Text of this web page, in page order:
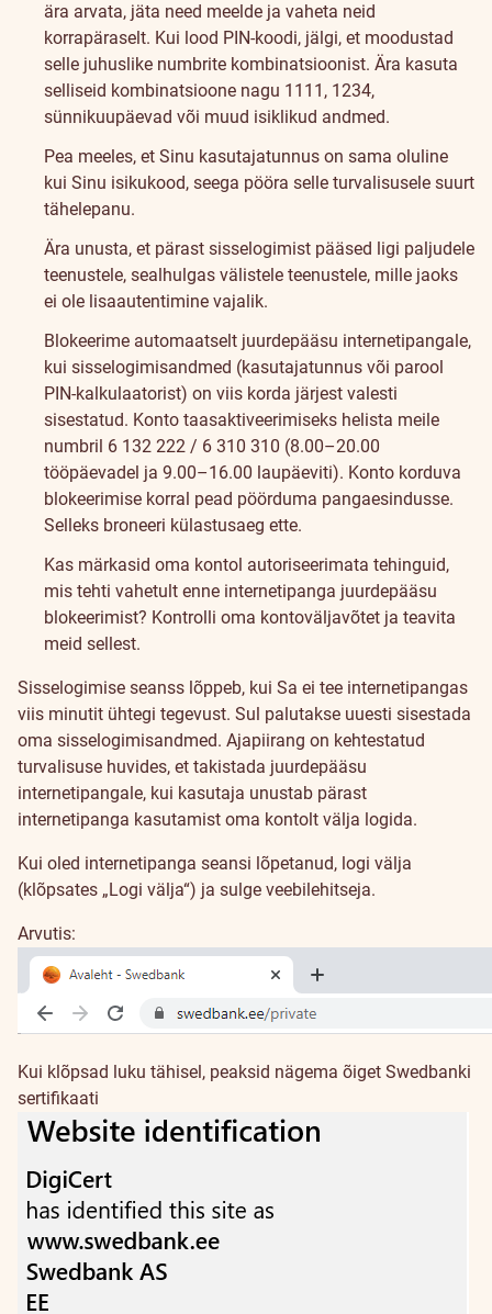
ära arvata, jäta need meelde ja vaheta neid
korrapäraselt. Kui lood PIN-koodi, jälgi, et moodustad
selle juhuslike numbrite kombinatsioonist. Ära kasuta
selliseid kombinatsioone nagu 1111, 1234,
sünnikuupäevad või muud isiklikud andmed.
Pea meeles, et Sinu kasutajatunnus on sama oluline
kui Sinu isikukood, seega pööra selle turvalisusele suurt
tähelepanu.
Ära unusta, et pärast sisselogimist pääsed ligi paljudele
teenustele, sealhulgas välistele teenustele, mille jaoks
ei ole lisaautentimine vajalik.
Blokeerime automaatselt juurdepääsu internetipangale,
kui sisselogimisandmed (kasutajatunnus või parool
PIN-kalkulaatorist) on viis korda järjest valesti
sisestatud. Konto taasaktiveerimiseks helista meile
numbril 6 132 222 / 6 310 310 (8.00–20.00
tööpäevadel ja 9.00–16.00 laupäeviti). Konto korduva
blokeerimise korral pead pöörduma pangaesindusse.
Selleks broneeri külastusaeg ette.
Kas märkasid oma kontol autoriseerimata tehinguid,
mis tehti vahetult enne internetipanga juurdepääsu
blokeerimist? Kontrolli oma kontoväljavõtet ja teavita
meid sellest.
Sisselogimise seanss lõppeb, kui Sa ei tee internetipangas
viis minutit ühtegi tegevust. Sul palutakse uuesti sisestada
oma sisselogimisandmed. Ajapiirang on kehtestatud
turvalisuse huvides, et takistada juurdepääsu
internetipangale, kui kasutaja unustab pärast
internetipanga kasutamist oma kontolt välja logida.
Kui oled internetipanga seansi lõpetanud, logi välja
(klõpsates „Logi välja“) ja sulge veebilehitseja.
Arvutis:
Kui klõpsad luku tähisel, peaksid nägema õiget Swedbanki
sertifikaati